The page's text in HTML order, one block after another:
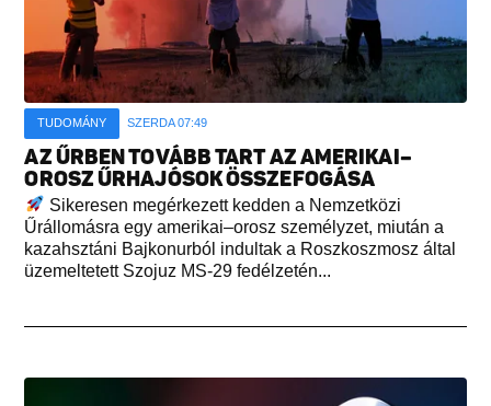
TUDOMÁNY SZERDA 07:49
AZ ŰRBEN TOVÁBB TART AZ AMERIKAI–
OROSZ ŰRHAJÓSOK ÖSSZEFOGÁSA
Sikeresen megérkezett kedden a Nemzetközi
Űrállomásra egy amerikai–orosz személyzet, miután a
kazahsztáni Bajkonurból indultak a Roszkoszmosz által
üzemeltetett Szojuz MS-29 fedélzetén...